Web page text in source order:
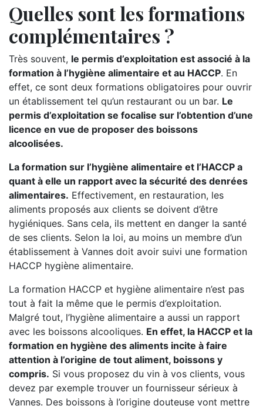
Quelles sont les formations
complémentaires ?
Très souvent, le permis d’exploitation est associé à la
formation à l’hygiène alimentaire et au HACCP. En
effet, ce sont deux formations obligatoires pour ouvrir
un établissement tel qu’un restaurant ou un bar. Le
permis d’exploitation se focalise sur l’obtention d’une
licence en vue de proposer des boissons
alcoolisées.
La formation sur l’hygiène alimentaire et l’HACCP a
quant à elle un rapport avec la sécurité des denrées
alimentaires. Effectivement, en restauration, les
aliments proposés aux clients se doivent d’être
hygiéniques. Sans cela, ils mettent en danger la santé
de ses clients. Selon la loi, au moins un membre d’un
établissement à Vannes doit avoir suivi une formation
HACCP hygiène alimentaire.
La formation HACCP et hygiène alimentaire n’est pas
tout à fait la même que le permis d’exploitation.
Malgré tout, l’hygiène alimentaire a aussi un rapport
avec les boissons alcooliques. En effet, la HACCP et la
formation en hygiène des aliments incite à faire
attention à l’origine de tout aliment, boissons y
compris. Si vous proposez du vin à vos clients, vous
devez par exemple trouver un fournisseur sérieux à
Vannes. Des boissons à l’origine douteuse vont mettre